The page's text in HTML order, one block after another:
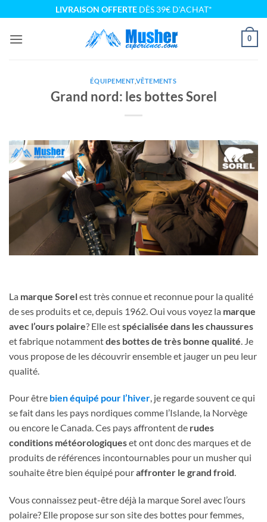
au
contenu
LIVRAISON OFFERTEDÈS 39€ D'ACHAT*
0
ÉQUIPEMENTVÊTEMENTS
Grand nord: les bottes Sorel
La marque Sorelest très connue et reconnue pour la qualité
de ses produits et ce, depuis 1962. Oui vous voyez la marque
avec l’ours polaire? Elle estspécialisée dans les chaussures
et fabrique notammentdes bottes de très bonne qualité . Je
vous propose de les découvrir ensemble et jauger un peu leur
qualité.
Pour être bien équipé pour l’hiver, je regarde souvent ce qui
se fait dans les pays nordiques comme l’Islande, la Norvège
ou encore le Canada. Ces pays affrontent de rudes
conditions météorologiqueset ont donc des marques et de
produits de références incontournables pour un musher qui
souhaite être bien équipé pouraffronter le grand froid.
Vous connaissez peut-être déjà la marque Sorel avec l’ours
polaire? Elle propose sur son site des bottes pour femmes,